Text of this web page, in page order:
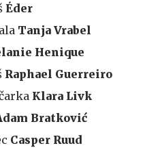
Éder
Tanja Vrabel
Henique
Raphael Guerreiro
Klara Livk
Bratković
Casper Ruud